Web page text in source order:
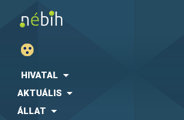
HIVATAL
AKTUÁLIS
ÁLLAT